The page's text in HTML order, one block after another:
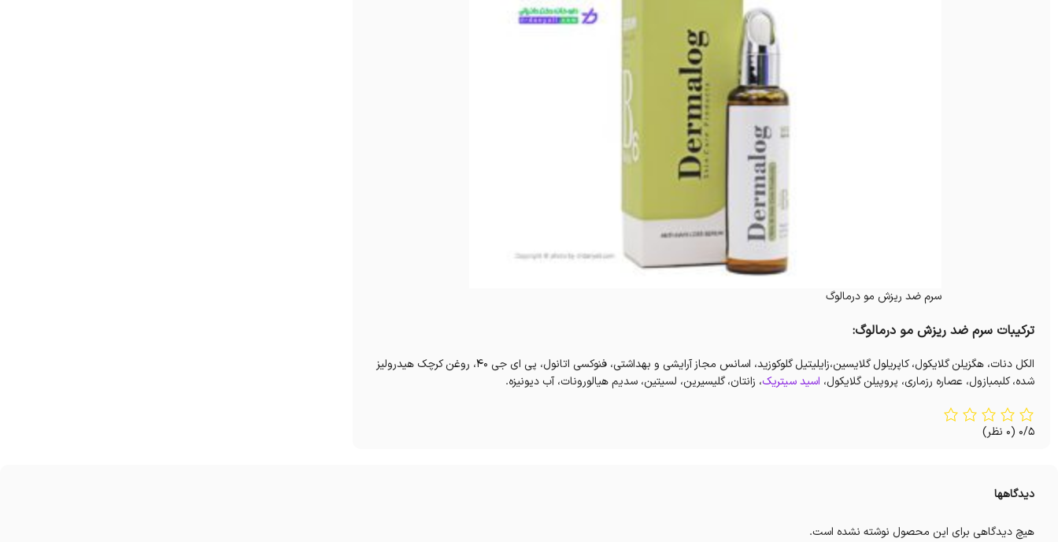
سرم ضد ریزش مو درمالوگ
ترکیبات سرم ضد ریزش مو درمالوگ:
الکل دنات، هگزیلن گلایکول، کاپریلول گلایسین،زایلیتیل گلوکوزید، اسانس مجاز آرایشی و بهداشتی، فنوکسی اتانول، پی ای جی 40، روغن کرچک هیدرولیز
شده، کلبمبازول، عصاره رزماری، پروپیلن گلایکول، اسید سیتریک، زانتان، گلیسیرین، لسیتین، سدیم هیالورونات، آب دیونیزه.
0/5 (0 نظر)
دیدگاهها
هیچ دیدگاهی برای این محصول نوشته نشده است.